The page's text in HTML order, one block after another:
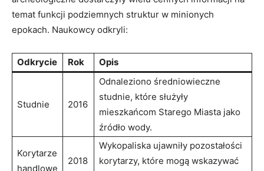
temat funkcji podziemnych struktur w minionych
epokach. Naukowcy odkryli:
Odkrycie Rok Opis
Studnie 2016
Odnaleziono średniowieczne
studnie, które służyły
mieszkańcom Starego Miasta jako
źródło wody.
Korytarze
handlowe
2018
Wykopaliska ujawniły pozostałości
korytarzy, które mogą wskazywać